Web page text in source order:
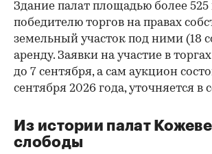
Здание палат площадью более 525
победителю торгов на правах
земельный участок под ними (18
аренду. Заявки на участие в
до 7 сентября, а сам аукцион
сентября 2026 года, уточняется в
Из истории палат
слободы